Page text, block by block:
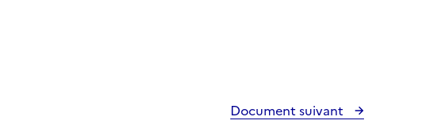
Document suivant